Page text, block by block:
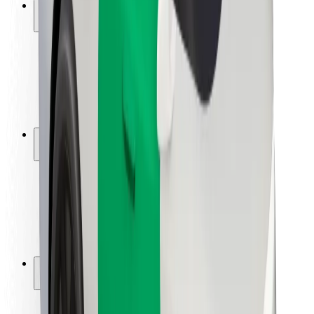
Saugumas
Keleivių saugumas
Vairuotojų saugumas
Paspirtukų saugumas
Saugumo laboratorija
Miestai
Vietovės
Sprendimai miestams
Oro uostai
„Bolt“ įkrovimo stotelės
Keleiviams